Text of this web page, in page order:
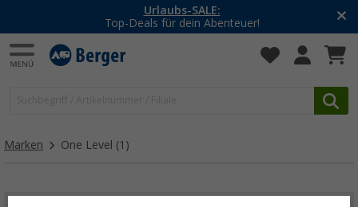
Urlaubs-SALE:
Top-Deals für dein Abenteuer!
Marken One Level (1)